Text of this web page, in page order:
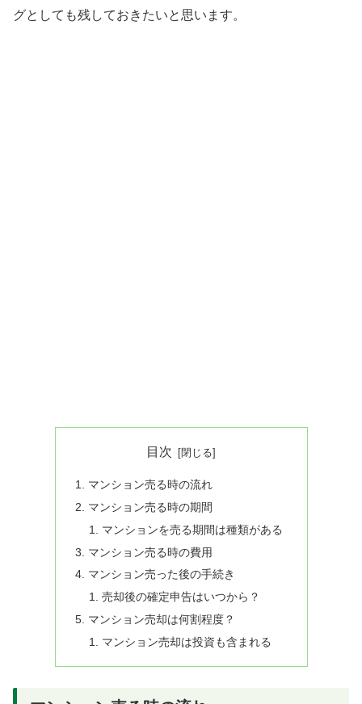
グとしても残しておきたいと思います。
目次
マンション売る時の流れ
マンション売る時の期間
マンションを売る期間は種類がある
マンション売る時の費用
マンション売った後の手続き
売却後の確定申告はいつから？
マンション売却は何割程度？
マンション売却は投資も含まれる